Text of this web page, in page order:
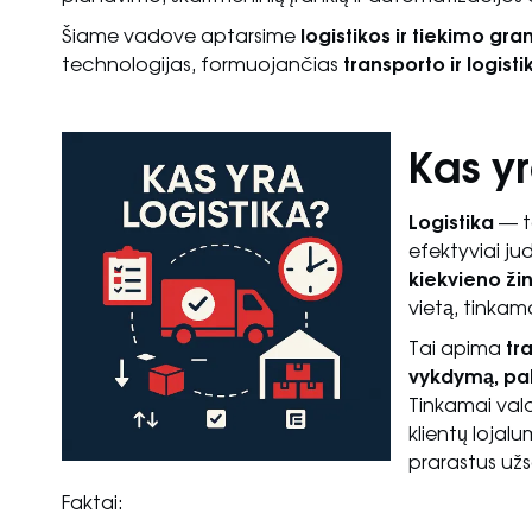
Šiame vadove aptarsime logistikos ir tiekimo
technologijas, formuojančias transporto ir
Kas
Logistika —
efektyviai
kiekvieno
vietą,
Tai apima
vykdymą,
Tinkamai
klientų
prarastus
Faktai: